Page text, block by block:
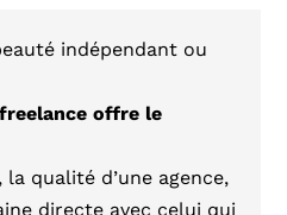
indépendant ou
offre le
qualité d’une agence,
directe avec celui qui